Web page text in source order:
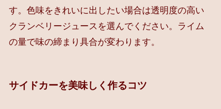
す。色味をきれいに出したい場合は透明度の高い
クランベリージュースを選んでください。ライム
の量で味の締まり具合が変わります。
サイドカーを美味しく作るコツ